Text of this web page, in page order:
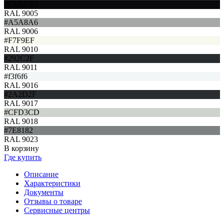
RAL 9005
#A5A8A6
RAL 9006
#F7F9EF
RAL 9010
#292C2F
RAL 9011
#f3f6f6
RAL 9016
#2A2D2F
RAL 9017
#CFD3CD
RAL 9018
#7E8182
RAL 9023
В корзину
Где купить
Описание
Характеристики
Документы
Отзывы о товаре
Сервисные центры